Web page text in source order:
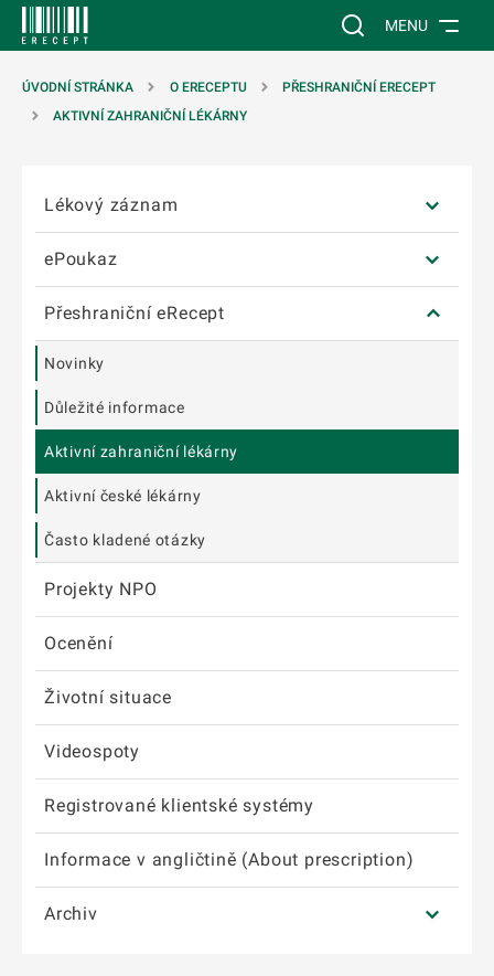
Vyhledávání na
MENU
ÚVODNÍ STRÁNKA O ERECEPTU
PŘESHRANIČNÍ ERECEPT
AKTIVNÍ ZAHRANIČNÍ LÉKÁRNY
Lékový záznam
ePoukaz
Přeshraniční eRecept
Novinky
Důležité informace
Aktivní zahraniční lékárny
Aktivní české lékárny
Často kladené otázky
Projekty NPO
Ocenění
Životní situace
Videospoty
Registrované klientské systémy
Informace v angličtině (About prescription)
Archiv